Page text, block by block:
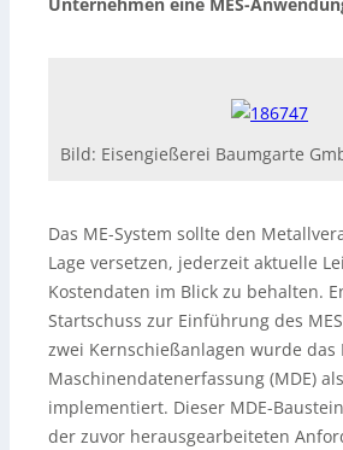
Bild: Eisengießerei Baumgarte
Das ME-System sollte den
Lage versetzen, jederzeit aktuelle
Kostendaten im Blick zu behalten.
Startschuss zur Einführung des
zwei Kernschießanlagen wurde
Maschinendatenerfassung (MDE)
implementiert. Dieser MDE-
der zuvor herausgearbeiteten